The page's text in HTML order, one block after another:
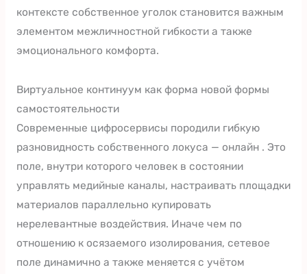
контексте собственное уголок становится важным
элементом межличностной гибкости а также
эмоционального комфорта.
Виртуальное континуум как форма новой формы
самостоятельности
Современные цифросервисы породили гибкую
разновидность собственного локуса — онлайн . Это
поле, внутри которого человек в состоянии
управлять медийные каналы, настраивать площадки
материалов параллельно купировать
нерелевантные воздействия. Иначе чем по
отношению к осязаемого изолирования, сетевое
поле динамично а также меняется с учётом